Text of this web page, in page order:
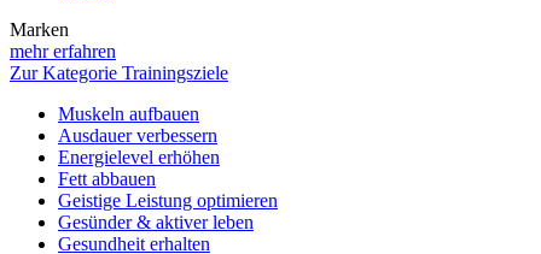
Marken
mehr erfahren
Zur Kategorie Trainingsziele
Muskeln aufbauen
Ausdauer verbessern
Energielevel erhöhen
Fett abbauen
Geistige Leistung optimieren
Gesünder & aktiver leben
Gesundheit erhalten